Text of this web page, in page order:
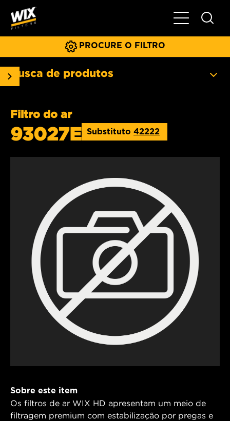
Menu
PROCURE O FILTRO
Busca de produtos
Filtro do ar
93027E Substituto 42222
Sobre este item
Os filtros de ar WIX HD apresentam um meio de
filtragem premium com estabilização por pregas e